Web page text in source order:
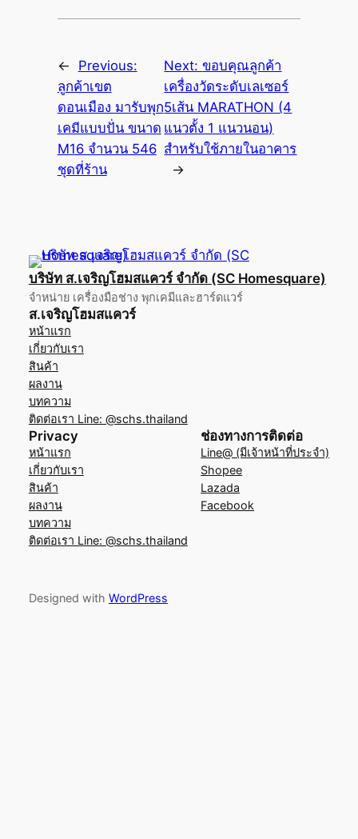
←
Previous:
ลูกค้าเขต
ดอนเมือง มารับพุก
เคมีแบบปั่น ขนาด
M16 จำนวน 546
ชุดที่ร้าน
Next:ขอบคุณลูกค้า
เครื่องวัดระดับเลเซอร์
5เส้น MARATHON (4
แนวตั้ง 1 แนวนอน)
สำหรับใช้ภายในอาคาร
→
บริษัท ส.เจริญโฮมสแควร์ จำกัด (SC Homesquare)
จำหน่าย เครื่องมือช่าง พุกเคมีและฮาร์ดแวร์
ส.เจริญโฮมสแควร์
หน้าแรก
เกี่ยวกับเรา
สินค้า
ผลงาน
บทความ
ติดต่อเรา Line: @schs.thailand
Privacy
หน้าแรก
เกี่ยวกับเรา
สินค้า
ผลงาน
บทความ
ติดต่อเรา Line: @schs.thailand
ช่องทางการติดต่อ
Line@ (มีเจ้าหน้าที่ประจำ)
Shopee
Lazada
Facebook
Designed with WordPress